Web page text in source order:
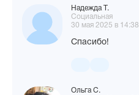
Надежда Т.
Социальная
30 мая 2025 в 14:38
Спасибо!
Ольга С.